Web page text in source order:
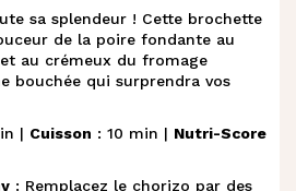
sa splendeur ! Cette brochette
de la poire fondante au
au crémeux du fromage
bouchée qui surprendra vos
| Cuisson : 10 min | Nutri-Score
: Remplacez le chorizo par des